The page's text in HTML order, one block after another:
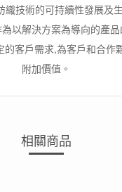
織技術的可持續性發展及
以解決方案為導向的產
的客戶需求,為客戶和合作
附加價值。
相關商品